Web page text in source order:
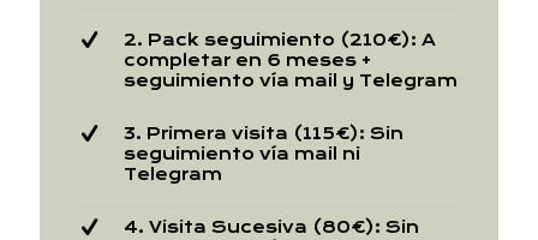
2. Pack seguimiento (210€): A
completar en 6 meses +
seguimiento vía mail y Telegram
3. Primera visita (115€): Sin
seguimiento vía mail ni
Telegram
4. Visita Sucesiva (80€): Sin